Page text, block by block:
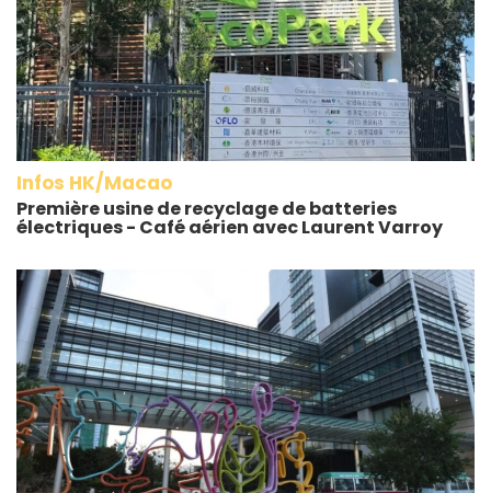
Infos HK/Macao
Première usine de recyclage de batteries
électriques - Café aérien avec Laurent Varroy